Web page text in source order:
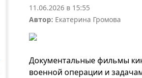
11.06.2026 в 15:55
Автор: Екатерина Громова
Документальные фильмы
военной операции и